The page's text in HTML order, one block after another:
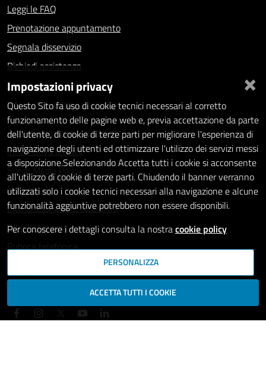
Leggi le FAQ
Prenotazione appuntamento
Segnala disservizio
Richiedi assistenza
Statistiche dei Siti web
Intranet - accesso riservato
Amministrazione trasparente
Informativa privacy
Social Media Policy
Note legali
Dichiarazione di accessibilità
Whistleblowing
Rubrica telefonica
SEGUICI SU
×
Impostazioni privacy
Questo Sito fa uso di cookie tecnici necessari al corretto
funzionamento delle pagine web e, previa accettazione da parte
dell'utente, di cookie di terze parti per migliorare l'esperienza di
navigazione degli utenti ed ottimizzare l'utilizzo dei servizi messi
a disposizione.Selezionando Accetta tutti i cookie si acconsente
all'utilizzo di cookie di terze parti. Chiudendo il banner verranno
utilizzati solo i cookie tecnici necessari alla navigazione e alcune
funzionalità aggiuntive potrebbero non essere disponibili.
Per conoscere i dettagli consulta la nostracookie policy
PERSONALIZZA
ACCETTA TUTTI I COOKIE